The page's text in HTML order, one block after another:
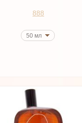
888
50 мл